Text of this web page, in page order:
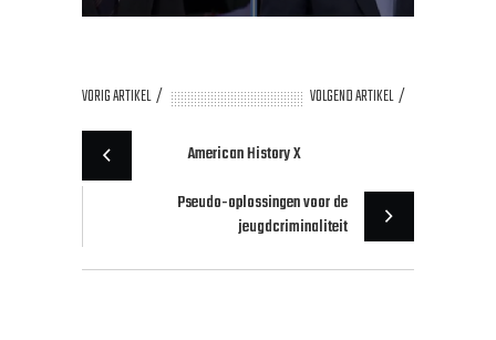
VORIG ARTIKEL VOLGEND ARTIKEL
American History X
Pseudo-oplossingen voor de
jeugdcriminaliteit